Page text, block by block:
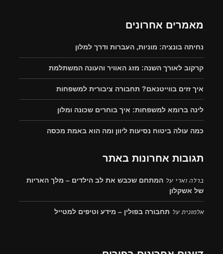
מאמרים אחרונים
נחיתה בונציה: מוניות, העברות ודרך למלון
קרקוב לאורך השנה: מזג האוויר והעונה המשתלמת
איך זזים בווייטנאם? תחבורה ציבורית למשפחות
לינה ברומא למשפחות: איך בוחרים שכונה ומלון
כמה עולה ביטוח נסיעות ליוון ומה הוא באמת מכסה
תגובות אחרונות באתר
ברלה וארי על המתחם שכבש את לב הילדים – מלך האריות
של אשקלון
אלמוניתעל תחבורה בפולין – מידע וטיפים למטייל